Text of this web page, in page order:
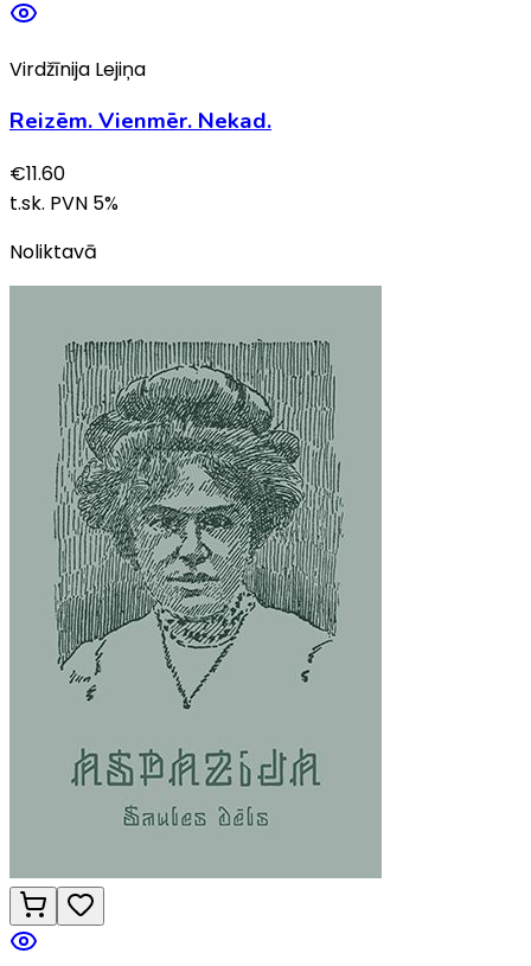
Virdžīnija Lejiņa
Reizēm. Vienmēr. Nekad.
€11.60
t.sk. PVN 5%
Noliktavā